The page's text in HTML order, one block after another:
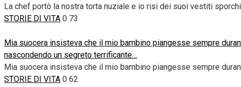
La chef portò la nostra torta nuziale e io risi dei suoi vestiti
STORIE DI VITA 0 73
Mia suocera insisteva che il mio bambino piangesse sempre
nascondendo un segreto terrificante…
Mia suocera insisteva che il mio bambino piangesse sempre
STORIE DI VITA 0 62